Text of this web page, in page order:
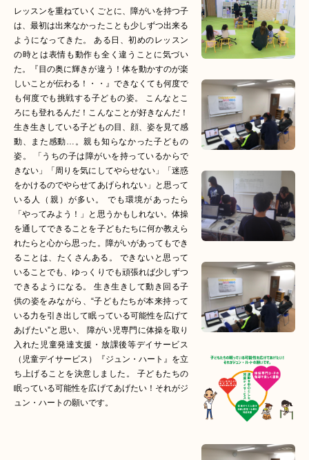
レッスンを重ねていくごとに、障がいを持つ子
は、最初は出来なかったことも少しずつ出来る
ようになってきた。 ある日、初めのレッスン
の時とは表情も動作も全く違うことに気づい
た。『目の奥に輝きが違う！体を動かすのが楽
しいことが伝わる！・・』できなくても何度で
も何度でも挑戦する子どもの姿。 こんなとこ
ろにも登れるんだ！こんなことが好きなんだ！
生き生きしている子どもの目、顔、姿を見て感
動、また感動…。親も知らなかった子どもの
姿。 「うちの子は障がいを持っているからで
きない」「周りを気にしてやらせない」「迷惑
をかけるのでやらせてあげられない」と思って
いる人（親）が多い。 でも環境があったら
「やってみよう！」と思うかもしれない。体操
を通してできることを子どもたちに何か教えら
れたらと心から思った。障がいがあってもでき
ることは、たくさんある。 できないと思って
いることでも、ゆっくりでも頑張れば少しずつ
できるようになる。 生き生きして動き回る子
供の姿をみながら、“子どもたちが本来持って
いる力を引き出して眠っている可能性を広げて
あげたい”と思い、 障がい児専門に体操を取り
入れた児童発達支援・放課後等デイサービス
（児童デイサービス）『ジュン・ハート』を立
ち上げることを決意しました。 子どもたちの
眠っている可能性を広げてあげたい！それがジ
ュン・ハートの願いです。